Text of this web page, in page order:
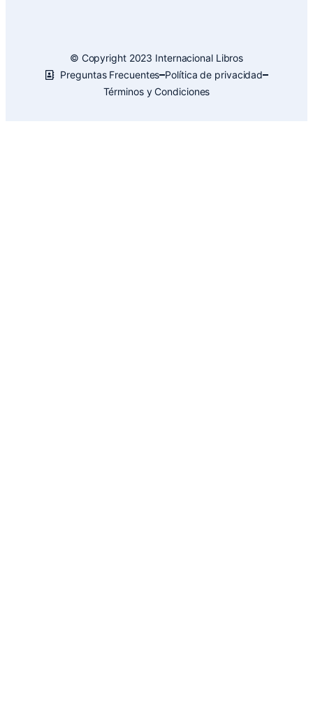
© Copyright 2023 Internacional Libros
Preguntas Frecuentes Política de privacidad
Términos y Condiciones